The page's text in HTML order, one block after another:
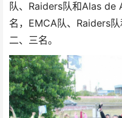
队、Raiders队和Alas de
名，EMCA队、Raiders
二、三名。